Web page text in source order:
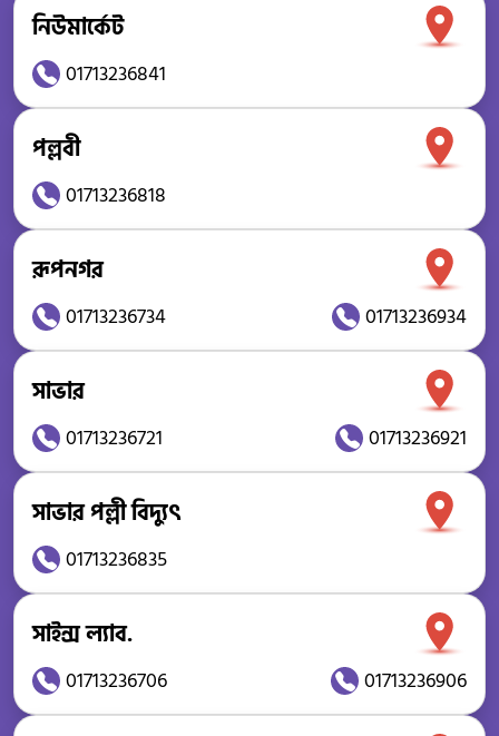
নিউমার্কেট
01713236841
পল্লবী
01713236818
রূপনগর
01713236734 01713236934
সাভার
01713236721 01713236921
সাভার পল্লী বিদ্যুৎ
01713236835
সাইন্স ল্যাব.
01713236706 01713236906